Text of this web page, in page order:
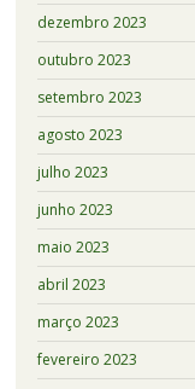
dezembro 2023
outubro 2023
setembro 2023
agosto 2023
julho 2023
junho 2023
maio 2023
abril 2023
março 2023
fevereiro 2023